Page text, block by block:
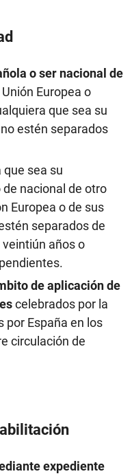
o ser nacional de
Europea o
que sea su
estén separados
que sea su
nacional de otro
Europea o de sus
separados de
años o
de aplicación de
celebrados por la
por España en los
circulación de
expediente